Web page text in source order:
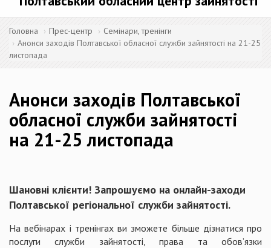
Головна Прес-центр
Семінари, тренінги
Анонси заходів Полтавської обласної служби зайнятості на 21-25
листопада
Анонси заходів Полтавської
обласної служби зайнятості
на 21-25 листопада
Шановні клієнти! Запрошуємо на онлайн-заходи
Полтавської регіональної служби зайнятості.
На вебінарах і тренінгах ви зможете більше дізнатися про
послуги служби зайнятості, права та обов’язки